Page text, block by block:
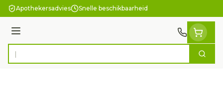
Ga naar de inhoud
Apothekersadvies Snelle beschikbaarheid
Menu
Product, merk, categorie... Zoek